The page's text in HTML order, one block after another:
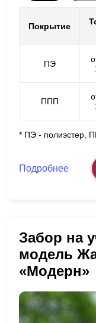
Покрытие
ПЭ
ППП
* ПЭ - полиэстер,
Подробнее
Забор на
модель
«Модерн»